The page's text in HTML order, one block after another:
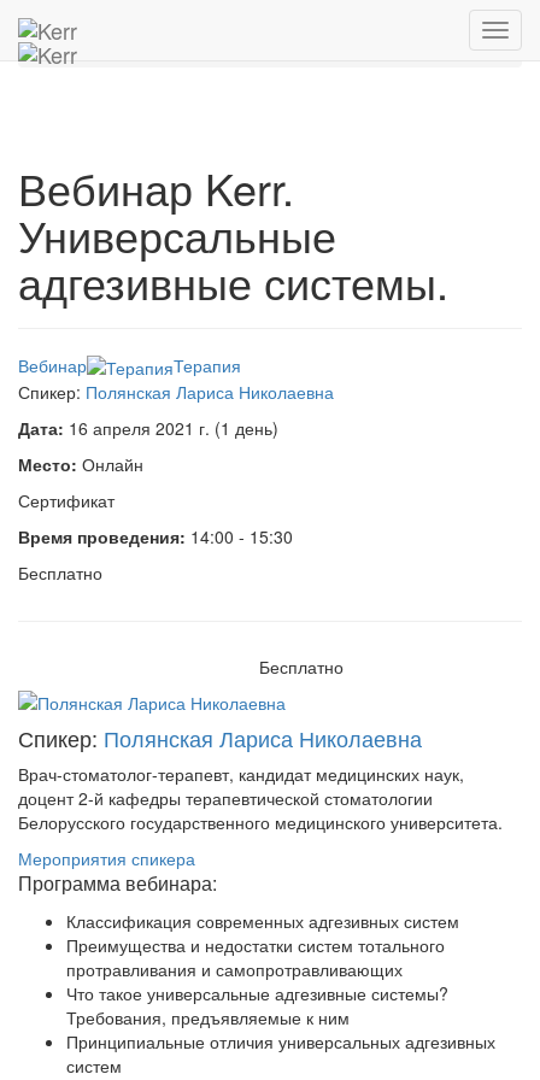
Главная
Вебинар Kerr. Универсальные адгезивные системы.
Вебинар Kerr.
Универсальные
адгезивные системы.
Вебинар
Терапия
Спикер: Полянская Лариса Николаевна
Дата: 16 апреля 2021 г. (1 день)
Место: Онлайн
Сертификат
Время проведения: 14:00 - 15:30
Бесплатно
Бесплатно
Спикер: Полянская Лариса Николаевна
Врач-стоматолог-терапевт, кандидат медицинских наук,
доцент 2-й кафедры терапевтической стоматологии
Белорусского государственного медицинского университета.
Мероприятия спикера
Программа вебинара:
Классификация современных адгезивных систем
Преимущества и недостатки систем тотального
протравливания и самопротравливающих
Что такое универсальные адгезивные системы?
Требования, предъявляемые к ним
Принципиальные отличия универсальных адгезивных
систем